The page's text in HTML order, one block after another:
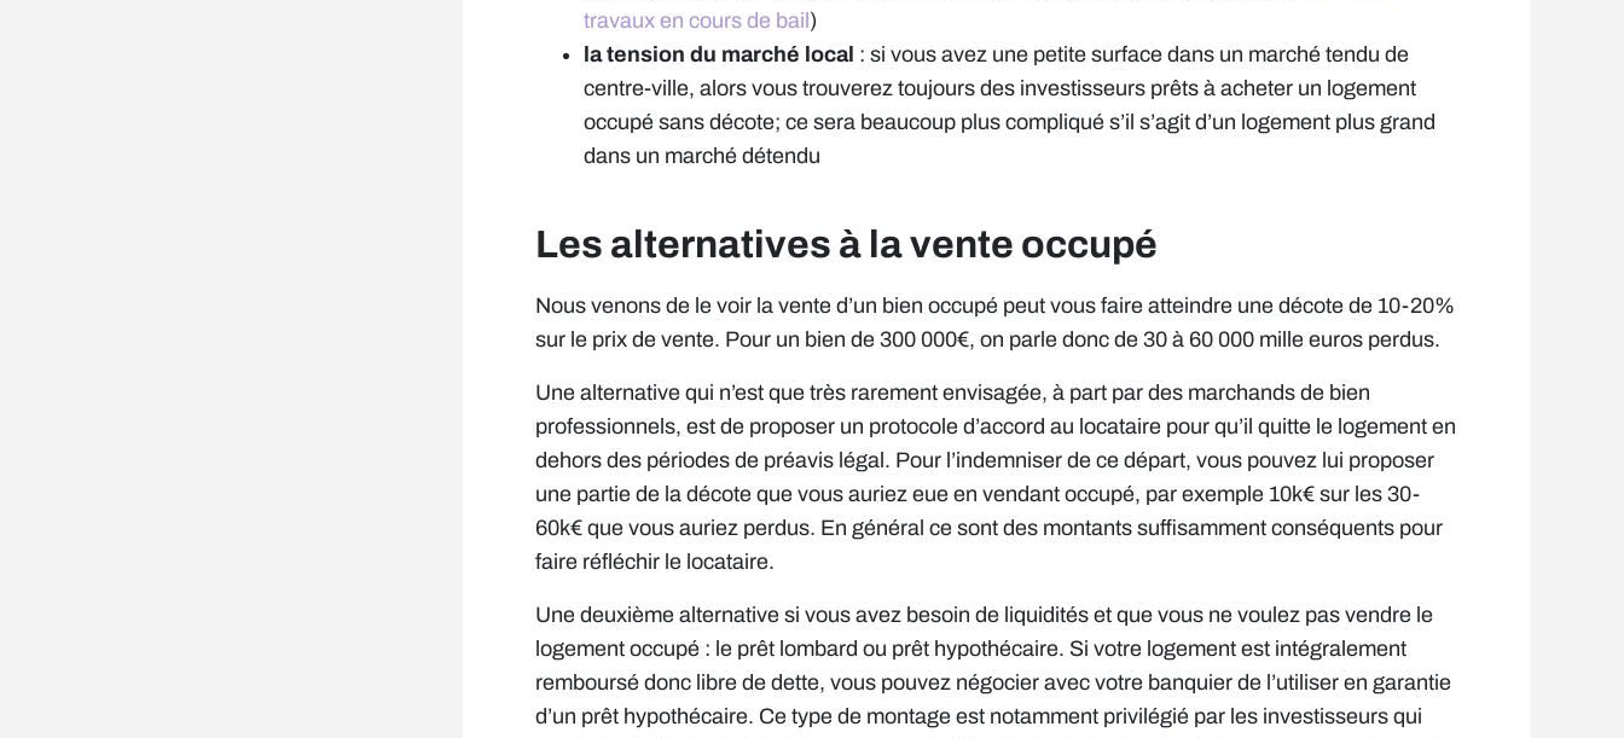
travaux en cours de bail)
la tension du marché local : si vous avez une petite surface dans un marché tendu de
centre-ville, alors vous trouverez toujours des investisseurs prêts à acheter un logement
occupé sans décote; ce sera beaucoup plus compliqué s’il s’agit d’un logement plus grand
dans un marché détendu
Les alternatives à la vente occupé
Nous venons de le voir la vente d’un bien occupé peut vous faire atteindre une décote de 10-20%
sur le prix de vente. Pour un bien de 300 000€, on parle donc de 30 à 60 000 mille euros perdus.
Une alternative qui n’est que très rarement envisagée, à part par des marchands de bien
professionnels, est de proposer un protocole d’accord au locataire pour qu’il quitte le logement en
dehors des périodes de préavis légal. Pour l’indemniser de ce départ, vous pouvez lui proposer
une partie de la décote que vous auriez eue en vendant occupé, par exemple 10k€ sur les 30-
60k€ que vous auriez perdus. En général ce sont des montants suffisamment conséquents pour
faire réfléchir le locataire.
Une deuxième alternative si vous avez besoin de liquidités et que vous ne voulez pas vendre le
logement occupé : le prêt lombard ou prêt hypothécaire. Si votre logement est intégralement
remboursé donc libre de dette, vous pouvez négocier avec votre banquier de l’utiliser en garantie
d’un prêt hypothécaire. Ce type de montage est notamment privilégié par les investisseurs qui